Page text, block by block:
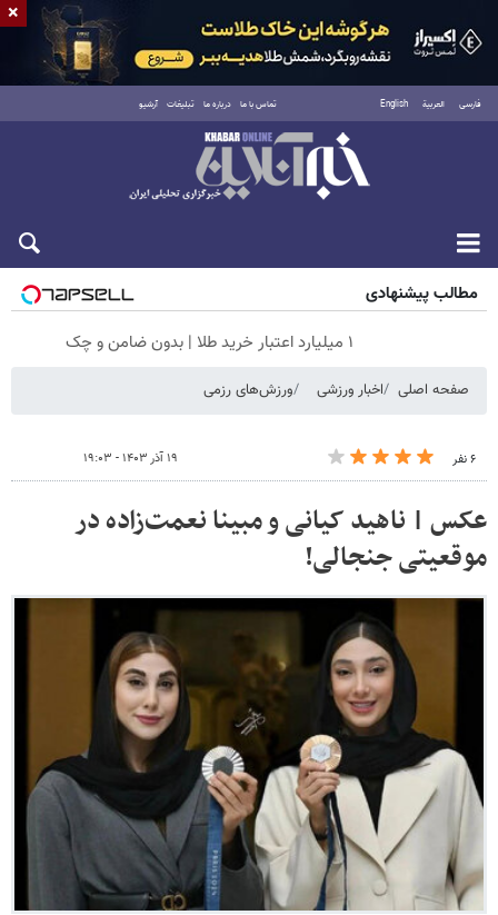
فارسی العربية English تماس با ما درباره ما تبلیغات آرشیو
جمعه ۱۶ مرداد ۱۴۰۵
مطالب پیشنهادی
۱ میلیارد اعتبار خرید طلا | بدون ضامن و چک
صفحه اصلی اخبار ورزشی ورزش‌های رزمی
۶ نفر ۱۹ آذر ۱۴۰۳ - ۱۹:۰۳
عکس | ناهید کیانی و مبینا نعمت‌زاده در
موقعیتی جنجالی!
×